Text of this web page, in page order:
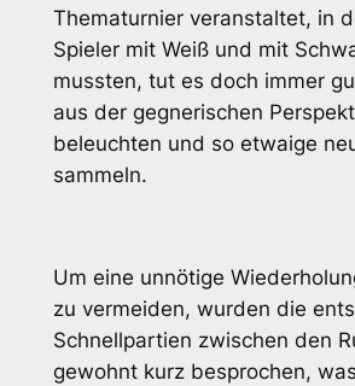
Thematurnier veranstaltet, in
Spieler mit Weiß und mit
mussten, tut es doch immer
aus der gegnerischen
beleuchten und so etwaige
sammeln.
Um eine unnötige
zu vermeiden, wurden die
Schnellpartien zwischen den
gewohnt kurz besprochen,